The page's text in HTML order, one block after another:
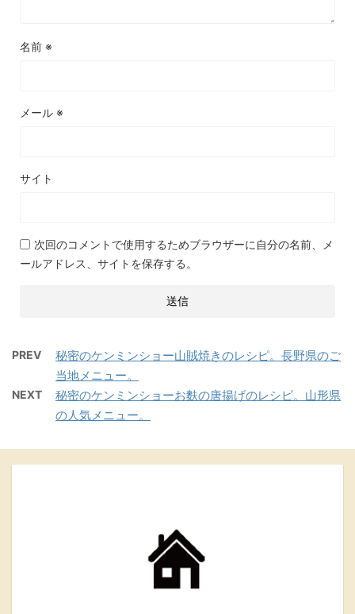
名前 ※
メール ※
サイト
次回のコメントで使用するためブラウザーに自分の名前、メ
ールアドレス、サイトを保存する。
PREV
秘密のケンミンショー山賊焼きのレシピ。長野県のご
当地メニュー。
NEXT
秘密のケンミンショーお麩の唐揚げのレシピ。山形県
の人気メニュー。